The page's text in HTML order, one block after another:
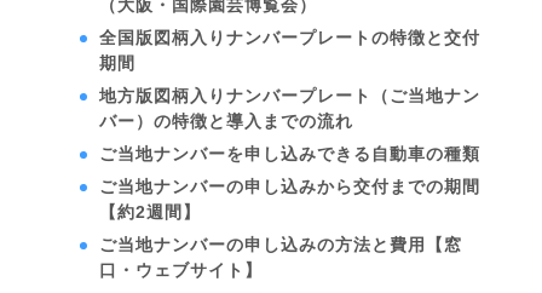
（大阪・国際園芸博覧会）
全国版図柄入りナンバープレートの特徴と交付
期間
地方版図柄入りナンバープレート（ご当地ナン
バー）の特徴と導入までの流れ
ご当地ナンバーを申し込みできる自動車の種類
ご当地ナンバーの申し込みから交付までの期間
【約2週間】
ご当地ナンバーの申し込みの方法と費用【窓
口・ウェブサイト】